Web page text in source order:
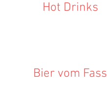
Hot Drinks
Bier vom Fass